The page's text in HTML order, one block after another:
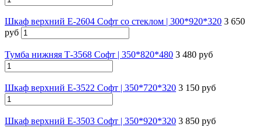
Шкаф верхний Е-2604 Софт со стеклом | 300*920*320 3 650
руб
Тумба нижняя Т-3568 Софт | 350*820*480 3 480 руб
Шкаф верхний Е-3522 Софт | 350*720*320 3 150 руб
Шкаф верхний Е-3503 Софт | 350*920*320 3 850 руб